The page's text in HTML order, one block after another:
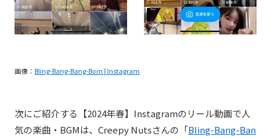
画像： Bling-Bang-Bang-Born | Instagram
次にご紹介する【2024年春】Instagramのリール動画で人
気の楽曲・BGMは、 Creepy Nutsさんの「Bling-Bang-Ban